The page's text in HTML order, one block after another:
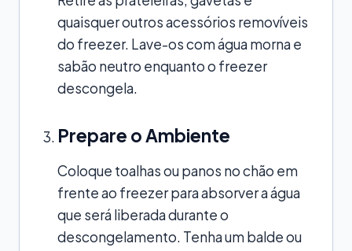
quaisquer outros acessórios removíveis
do freezer. Lave-os com água morna e
sabão neutro enquanto o freezer
descongela.
Prepare o Ambiente
Coloque toalhas ou panos no chão em
frente ao freezer para absorver a água
que será liberada durante o
descongelamento. Tenha um balde ou